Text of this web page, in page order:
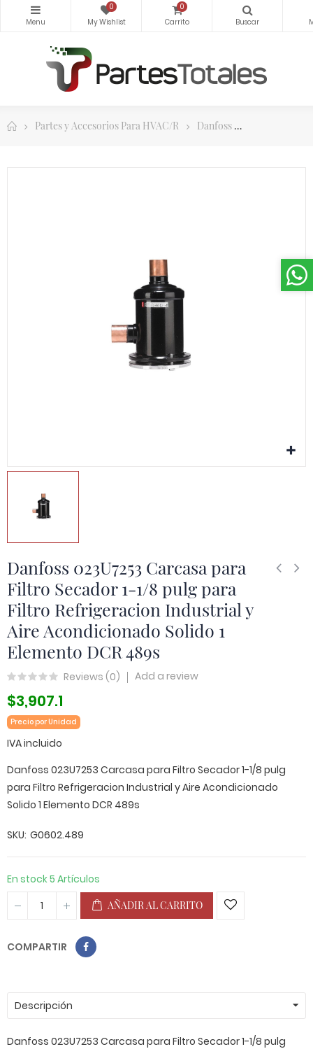
0 0
Partes y Accesorios Para HVAC/R Danfoss
Danfoss 023U7253 Carcasa para
Filtro Secador 1-1/8 pulg para
Filtro Refrigeracion Industrial y
Aire Acondicionado Solido 1
Elemento DCR 489s
Reviews (0) Add a review
$3,907.1
Precio por Unidad
IVA incluido
Danfoss 023U7253 Carcasa para Filtro Secador 1-1/8 pulg
para Filtro Refrigeracion Industrial y Aire Acondicionado
Solido 1 Elemento DCR 489s
SKU G0602.489
En stock5 Artículos
AÑADIR AL CARRITO
COMPARTIR
Descripción
Danfoss 023U7253 Carcasa para Filtro Secador 1-1/8 pulg